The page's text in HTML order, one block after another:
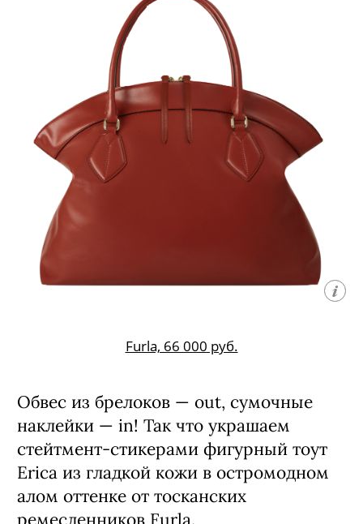
Furla, 66 000 руб.
Обвес из брелоков — out, сумочные
наклейки — in! Так что украшаем
стейтмент-стикерами фигурный тоут
Erica из гладкой кожи в остромодном
алом оттенке от тосканских
ремесленников Furla.